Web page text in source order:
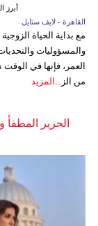
أبرز
القاهرة - لايف ستايل
مع بداية الحياة
والمسؤوليات
العمر، فإنها في
من الز...
المزيد
الحرير المطفأ